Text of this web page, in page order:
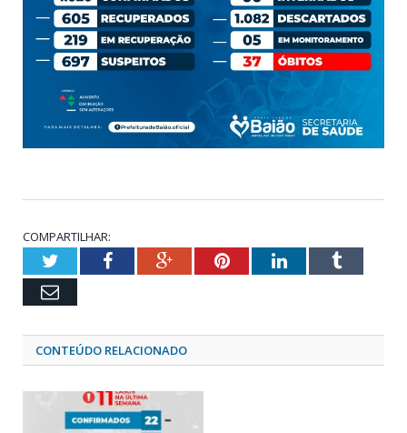
COMPARTILHAR:
TwitterFacebookGoogle+PinterestLinkedInTumblr
Email
CONTEÚDO RELACIONADO